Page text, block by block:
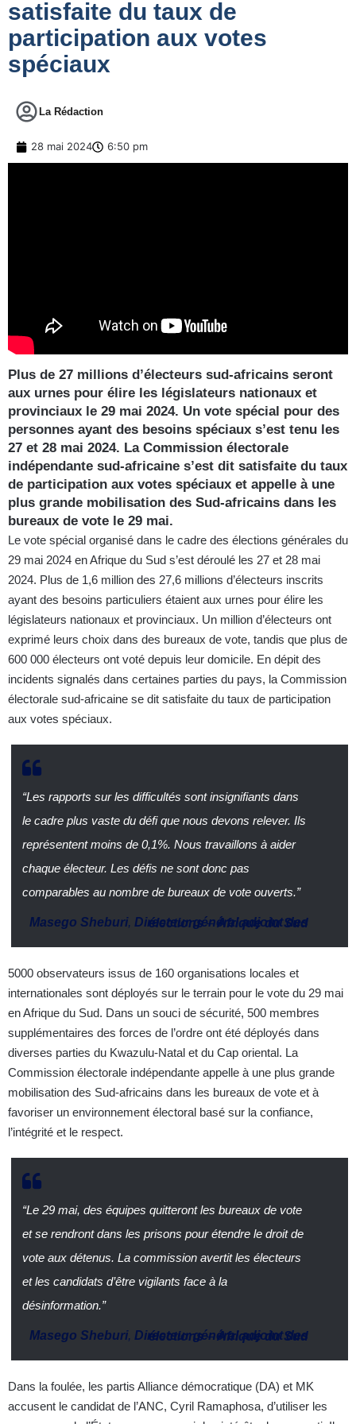
satisfaite du taux de
participation aux votes
spéciaux
La Rédaction
28 mai 2024 6:50 pm
Plus de 27 millions d’électeurs sud-africains seront
aux urnes pour élire les législateurs nationaux et
provinciaux le 29 mai 2024. Un vote spécial pour des
personnes ayant des besoins spéciaux s’est tenu les
27 et 28 mai 2024. La Commission électorale
indépendante sud-africaine s’est dit satisfaite du taux
de participation aux votes spéciaux et appelle à une
plus grande mobilisation des Sud-africains dans les
bureaux de vote le 29 mai.
Le vote spécial organisé dans le cadre des élections générales du
29 mai 2024 en Afrique du Sud s’est déroulé les 27 et 28 mai
2024. Plus de 1,6 million des 27,6 millions d’électeurs inscrits
ayant des besoins particuliers étaient aux urnes pour élire les
législateurs nationaux et provinciaux. Un million d’électeurs ont
exprimé leurs choix dans des bureaux de vote, tandis que plus de
600 000 électeurs ont voté depuis leur domicile. En dépit des
incidents signalés dans certaines parties du pays, la Commission
électorale sud-africaine se dit satisfaite du taux de participation
aux votes spéciaux.
“Les rapports sur les difficultés sont insignifiants dans
le cadre plus vaste du défi que nous devons relever. Ils
représentent moins de 0,1%. Nous travaillons à aider
chaque électeur. Les défis ne sont donc pas
comparables au nombre de bureaux de vote ouverts.”
Masego Sheburi, Directeur général adjoint des élections–Afrique du Sud
5000 observateurs issus de 160 organisations locales et
internationales sont déployés sur le terrain pour le vote du 29 mai
en Afrique du Sud. Dans un souci de sécurité, 500 membres
supplémentaires des forces de l’ordre ont été déployés dans
diverses parties du Kwazulu-Natal et du Cap oriental. La
Commission électorale indépendante appelle à une plus grande
mobilisation des Sud-africains dans les bureaux de vote et à
favoriser un environnement électoral basé sur la confiance,
l’intégrité et le respect.
“Le 29 mai, des équipes quitteront les bureaux de vote
et se rendront dans les prisons pour étendre le droit de
vote aux détenus. La commission avertit les électeurs
et les candidats d’être vigilants face à la
désinformation.”
Masego Sheburi, Directeur général adjoint des élections–Afrique du Sud
Dans la foulée, les partis Alliance démocratique (DA) et MK
accusent le candidat de l’ANC, Cyril Ramaphosa, d’utiliser les